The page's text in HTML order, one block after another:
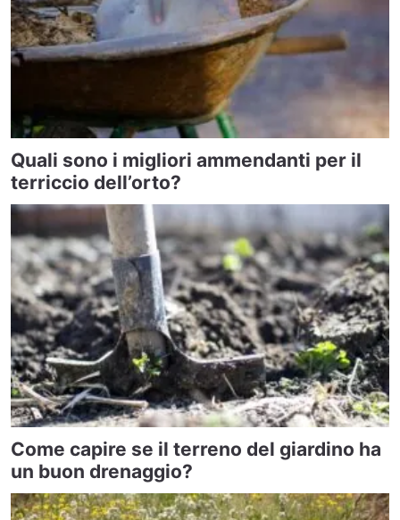
Quali sono i migliori ammendanti per il
terriccio dell’orto?
Come capire se il terreno del giardino ha
un buon drenaggio?